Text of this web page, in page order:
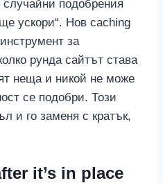
случайни подобрения
ускори“. Нов caching
за
рунда сайтът става
неща и никой не може
се подобри. Този
и го заменя с кратък,
it’s in place